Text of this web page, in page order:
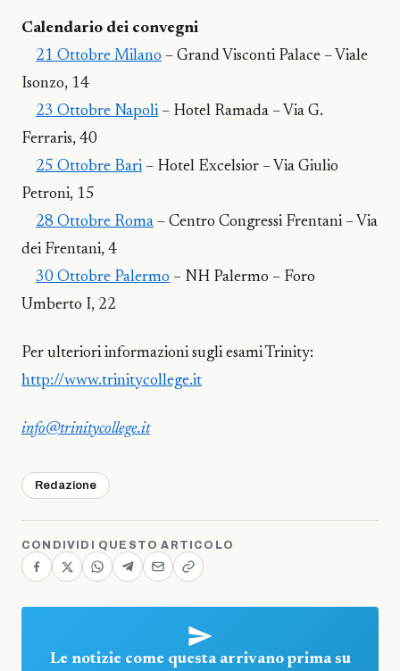
Calendario dei convegni
21 Ottobre Milano – Grand Visconti Palace – Viale
Isonzo, 14
23 Ottobre Napoli – Hotel Ramada – Via G.
Ferraris, 40
25 Ottobre Bari – Hotel Excelsior – Via Giulio
Petroni, 15
28 Ottobre Roma – Centro Congressi Frentani – Via
dei Frentani, 4
30 Ottobre Palermo – NH Palermo – Foro
Umberto I, 22
Per ulteriori informazioni sugli esami Trinity:
http://www.trinitycollege.it
info@trinitycollege.it
Redazione
CONDIVIDI QUESTO ARTICOLO
Le notizie come questa arrivano prima su